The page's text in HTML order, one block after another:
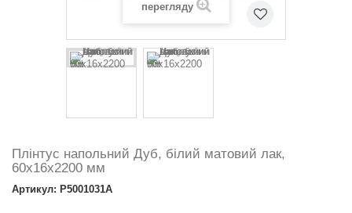
перегляду
Плінтус напольний Дуб, білий матовий лак,
60х16х2200 мм
Артикул: P5001031A